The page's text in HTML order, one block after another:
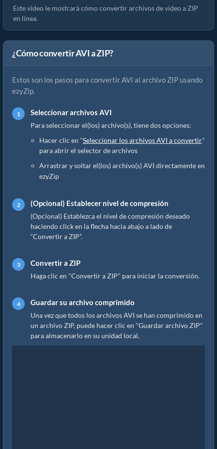
Este video le mostrará cómo convertir archivos de video a ZIP
en línea.
¿Cómo convertir AVI a ZIP?
Estos son los pasos para convertir AVI al archivo ZIP usando
ezyZip.
Seleccionar archivos AVI
Para seleccionar el(los) archivo(s), tiene dos opciones:
Hacer clic en "Seleccionar los archivos AVI a convertir"
para abrir el selector de archivos
Arrastrar y soltar el(los) archivo(s) AVI directamente en
ezyZip
(Opcional) Establecer nivel de compresión
(Opcional) Establezca el nivel de compresión deseado
haciendo click en la flecha hacia abajo a lado de
“Convertir a ZIP”.
Convertir a ZIP
Haga clic en "Convertir a ZIP" para iniciar la conversión.
Guardar su archivo comprimido
Una vez que todos los archivos AVI se han comprimido en
un archivo ZIP, puede hacer clic en "Guardar archivo ZIP"
para almacenarlo en su unidad local.